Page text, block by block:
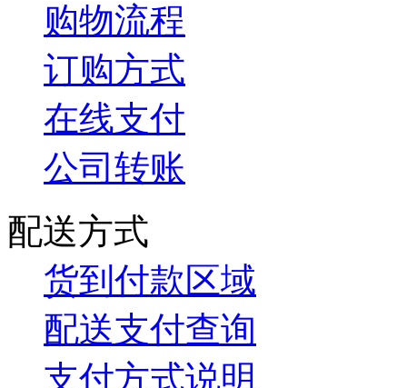
购物流程
订购方式
在线支付
公司转账
配送方式
货到付款区域
配送支付查询
支付方式说明